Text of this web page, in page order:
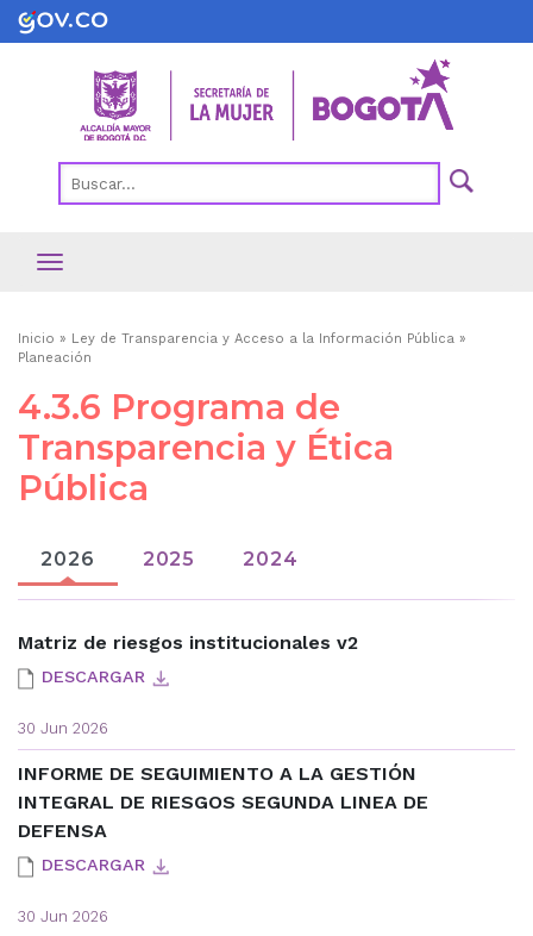
Pasar
al
Ruta
navegación
Inicio
Ley de Transparencia y Acceso a la Información Pública
Planeación
4.3.6 Programa de
Transparencia y Ética
Pública
2026 2025 2024
Matriz de riesgos institucionales v2
DESCARGAR
30 Jun 2026
INFORME DE SEGUIMIENTO A LA GESTIÓN
INTEGRAL DE RIESGOS SEGUNDA LINEA DE
DEFENSA
DESCARGAR
30 Jun 2026